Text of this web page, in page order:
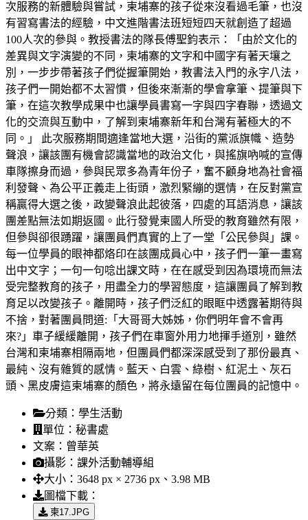
次服務的新體驗與嘗試，柬埔寨的孩子從來沒看過毛筆，也沒
有習寫書法的經驗，中文進階書法班短短四天就創造了超過
100人次的參與。教授書法的隊長傅聖鈞表示：「由於文化的
差異與文字演變的不同，柬埔寨的文字和中國字有著天壤之
別，一步步帶著孩子們從握筆開始，教書法入門的永字八法，
孩子們一開始都不太習慣，但後來漸漸的學會拿筆、提筆與下
筆，在這次教學成果中也讓學員書寫一字與四字春聯，透過文
化的交流與互動中，了解到柬埔寨新年和台灣有著極大的不
同。」 此次服務期間適逢當地大選，沿街的黨派旗幟、造勢
聲浪，讓該團有機會認識當地的政治文化，與搖旗吶喊的宣傳
車隊擦身而過，參與民眾多為青年份子，奮不顧身地為社會福
利發聲、為公平正義走上街頭，激烈緊繃的選情，在反對黨宣
稱贏得大選之後，政變聲浪此起彼落，四處的耳語消息，讓該
團差點無法如期返國。此行發覺柬國人所受的教育雖然有限，
但參與卻很踴躍，讓團員們真實的上了一堂「公民參與」課。
每一位學員的眼神都烙印在該團成員心中，孩子們一筆一畫寫
出中文字；一句一句唸出課文時，在在感受到因為環境而無法
受完整教育的孩子，用盡全力的學習態度，這讓團員了解到教
育足以改變孩子。離開時，孩子們泛紅的眼眶中透露著期待與
不捨，對著團員問道:「大哥哥大姊姊，你們明年會不會再
來?」車子緩緩離開，孩子們在車窗外用力地揮手道別，雖然
台灣和柬埔寨相隔兩地，但團員們都深深感受到了那份最真、
最純、沒有雜質的感情。藍天、白雲、綠樹、紅泥土、灰石
頭、黑皮膚這柬埔寨的顏色，將永遠留在每位團員的記憶中。
分類： 學生活動
單位： 秘書處
文案： 曾華英
攝影： 課外活動輔導組
大小： 3648 px × 2736 px、3.98 MB
圖檔下載：
柬17.JPG